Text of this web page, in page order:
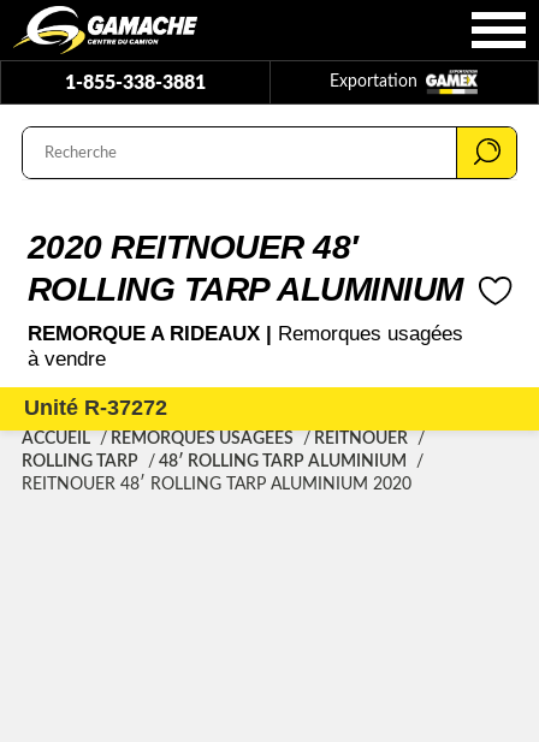
1-855-338-3881 Exportation
2020 REITNOUER 48′
ROLLING TARP ALUMINIUM
REMORQUE A RIDEAUX | Remorques usagées
à vendre
Unité R-37272
ACCUEIL REMORQUES USAGÉES
REITNOUER
ROLLING TARP
48′ ROLLING TARP ALUMINIUM
REITNOUER 48′ ROLLING TARP ALUMINIUM 2020